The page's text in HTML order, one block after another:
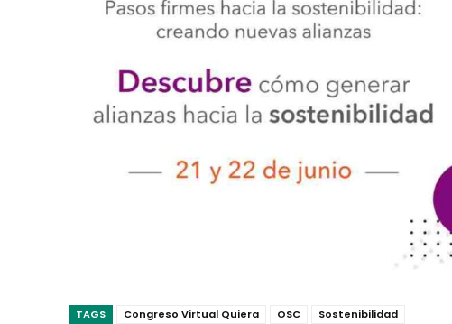
TAGS Congreso Virtual Quiera OSC Sostenibilidad